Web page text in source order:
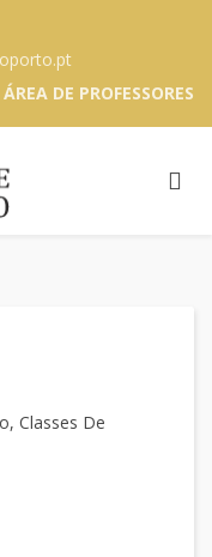
ÁREA DE PROFESSORES
Classes De